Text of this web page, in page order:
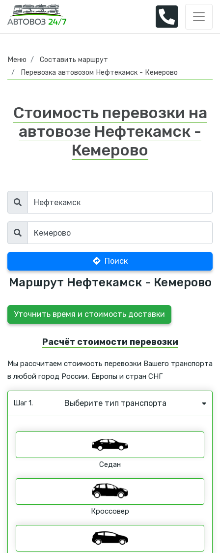
Меню
Составить маршрут
Перевозка автовозом Нефтекамск - Кемерово
Стоимость перевозки на
автовозе Нефтекамск -
Кемерово
Поиск
Маршрут Нефтекамск - Кемерово
Уточнить время и стоимость доставки
Расчёт стоимости перевозки
Мы рассчитаем стоимость перевозки Вашего транспорта
в любой город России, Европы и стран СНГ
Шаг 1. Выберите тип транспорта
Седан
Кроссовер